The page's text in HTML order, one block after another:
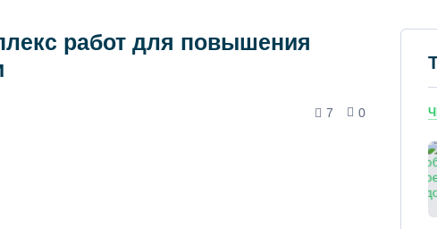
работ для повышения
7 0